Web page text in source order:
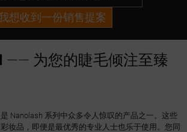
想收到一份销售提案
—— 为您的睫毛倾注至臻
Nanolash 系列中众多令人惊叹的产品之一。这些
妆品，即便是最优秀的专业人士也乐于使用。您同